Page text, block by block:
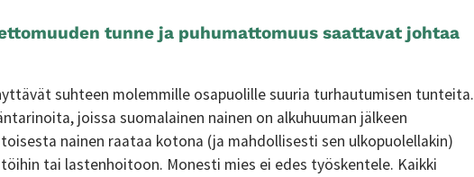
tunne ja puhumattomuus saattavat johtaa
suhteen molemmille osapuolille suuria turhautumisen tunteita.
joissa suomalainen nainen on alkuhuuman jälkeen
nainen raataa kotona (ja mahdollisesti sen ulkopuolellakin)
tai lastenhoitoon. Monesti mies ei edes työskentele. Kaikki